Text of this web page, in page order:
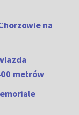
na
metrów